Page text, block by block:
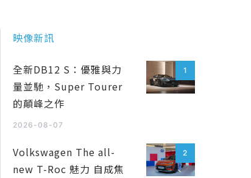
映像新訊
1
全新DB12 S：優雅與力
量並馳，Super Tourer
的顛峰之作
2026-08-07
2
Volkswagen The all-
new T-Roc 魅力 自成焦